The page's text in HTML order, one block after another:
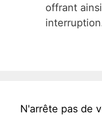
offrant
N'arrête pas de